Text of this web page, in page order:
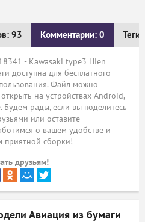
93 Комментарии: 0 Теги:
- Kawasaki type3 Hien
доступна для бесплатного
Файл можно
на устройствах Android,
рады, если вы поделитесь
или оставите
о вашем удобстве и
приятной сборки!
друзьям!
Авиация из бумаги